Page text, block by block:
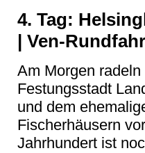
4. Tag:
| Ven-
Am Morgen
Festungsstadt
und dem
Fischerhäusern
Jahrhundert ist